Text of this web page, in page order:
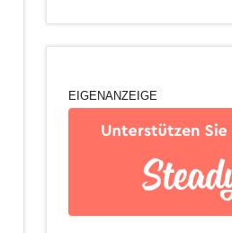
EIGENANZEIGE